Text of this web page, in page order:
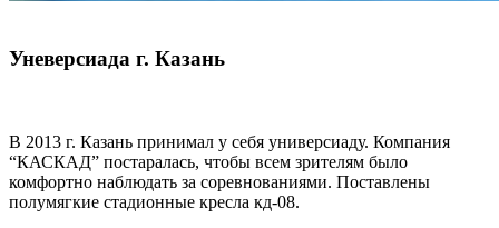
Уневерсиада г. Казань
В 2013 г. Казань принимал у себя универсиаду. Компания
“КАСКАД” постаралась, чтобы всем зрителям было
комфортно наблюдать за соревнованиями. Поставлены
полумягкие стадионные кресла кд-08.